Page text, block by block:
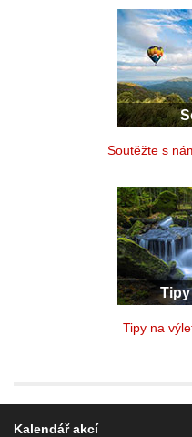
Soutěžte s
Tipy na
Kalendář akcí